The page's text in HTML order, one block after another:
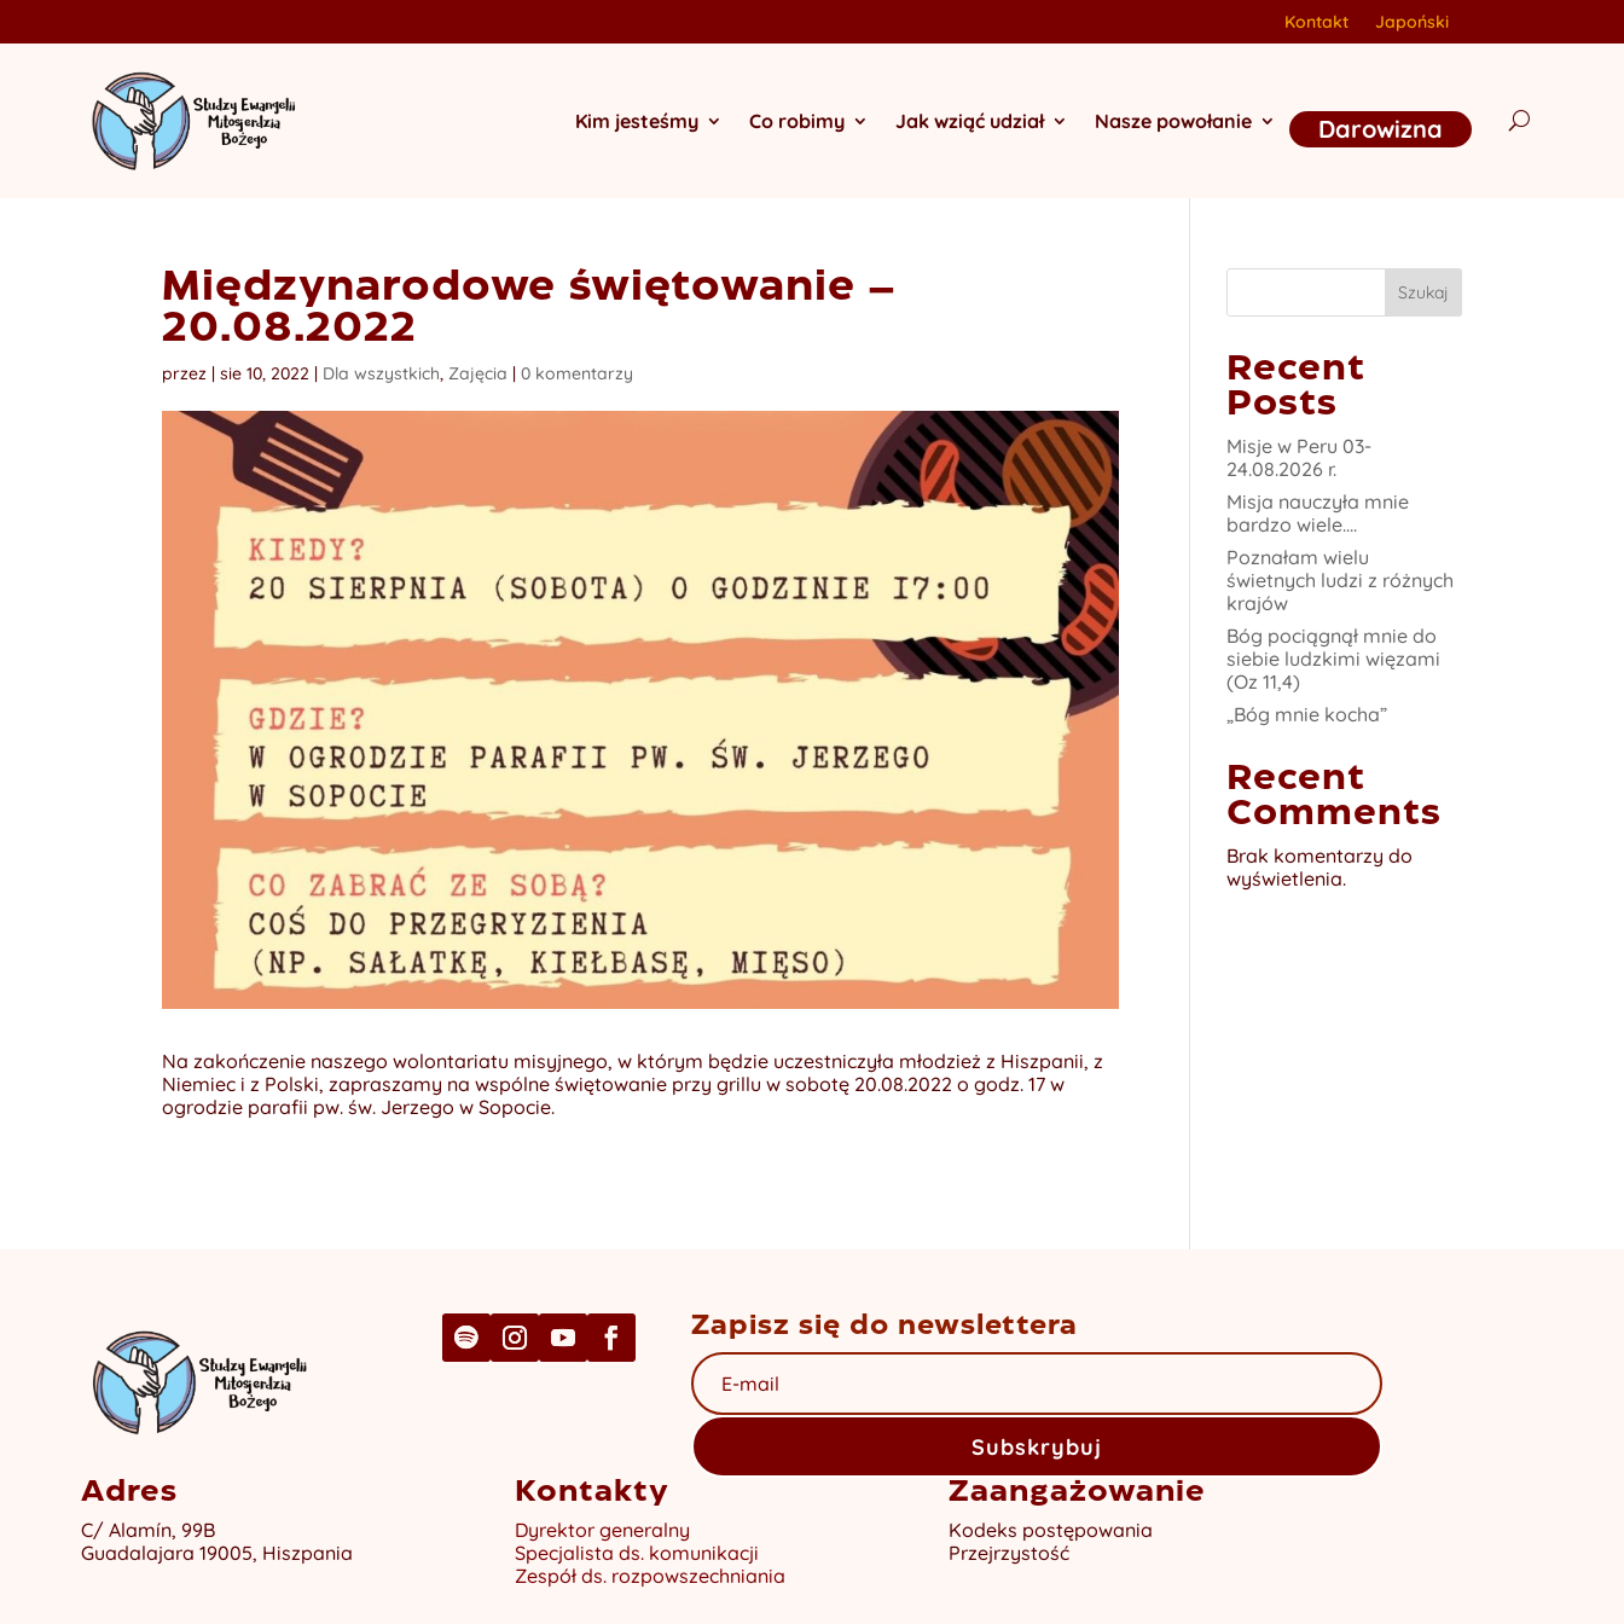
Kontakt Japoński
Kim jesteśmy Co robimy Jak wziąć udział Nasze powołanie Darowizna
Międzynarodowe świętowanie –
20.08.2022
przez |sie 10, 2022 | Dla wszystkich,Zajęcia |0 komentarzy
Na zakończenie naszego wolontariatu misyjnego, w którym będzie uczestniczyła młodzież z Hiszpanii, z
Niemiec i z Polski, zapraszamy na wspólne świętowanie przy grillu w sobotę 20.08.2022 o godz. 17 w
ogrodzie parafii pw. św. Jerzego w Sopocie.
Szukaj
Recent
Posts
Misje w Peru 03-
24.08.2026 r.
Misja nauczyła mnie
bardzo wiele….
Poznałam wielu
świetnych ludzi z różnych
krajów
Bóg pociągnął mnie do
siebie ludzkimi więzami
(Oz 11,4)
„Bóg mnie kocha”
Recent
Comments
Brak komentarzy do
wyświetlenia.
Zapisz się do newslettera
Subskrybuj
Adres
C/ Alamín, 99B
Guadalajara 19005, Hiszpania
Kontakty
Dyrektor generalny
Specjalista ds. komunikacji
Zespół ds. rozpowszechniania
Zaangażowanie
Kodeks postępowania
Przejrzystość